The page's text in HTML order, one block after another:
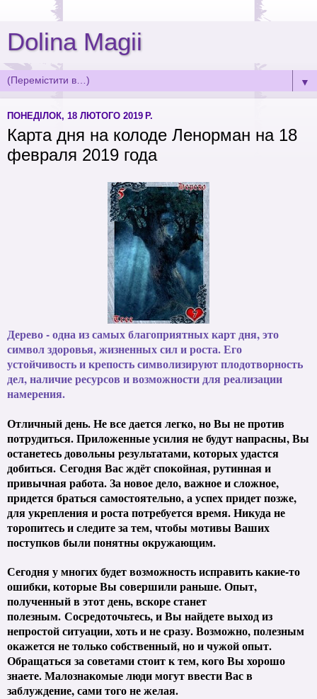
Dolina Magii
▼
ПОНЕДІЛОК, 18 ЛЮТОГО 2019 Р.
Карта дня на колоде Ленорман на 18
февраля 2019 года
Дерево - одна из самых благоприятных карт дня, это
символ здоровья, жизненных сил и роста. Его
устойчивость и крепость символизируют плодотворность
дел, наличие ресурсов и возможности для реализации
намерения.
Отличный день. Не все дается легко, но Вы не против
потрудиться. Приложенные усилия не будут напрасны, Вы
останетесь довольны результатами, которых удастся
добиться. Сегодня Вас ждёт спокойная, рутинная и
привычная работа. За новое дело, важное и сложное,
придется браться самостоятельно, а успех придет позже,
для укрепления и роста потребуется время. Никуда не
торопитесь и следите за тем, чтобы мотивы Ваших
поступков были понятны окружающим.
Сегодня у многих будет возможность исправить какие-то
ошибки, которые Вы совершили раньше. Опыт,
полученный в этот день, вскоре станет
полезным. Сосредоточьтесь, и Вы найдете выход из
непростой ситуации, хоть и не сразу. Возможно, полезным
окажется не только собственный, но и чужой опыт.
Обращаться за советами стоит к тем, кого Вы хорошо
знаете. Малознакомые люди могут ввести Вас в
заблуждение, сами того не желая.